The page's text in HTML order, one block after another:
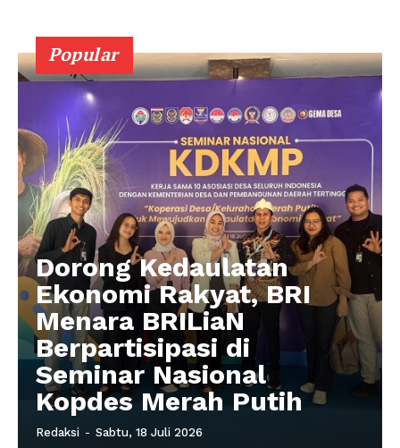
Popular
Dorong Kedaulatan
Ekonomi Rakyat, BRI
Menara BRILiaN
Berpartisipasi di
Seminar Nasional
Kopdes Merah Putih
Redaksi - Sabtu, 18 Juli 2026